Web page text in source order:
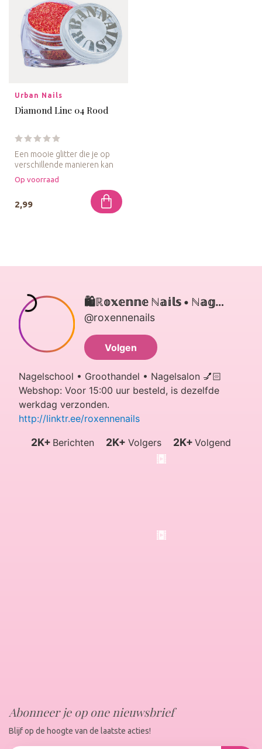
Urban Nails
Diamond Line 04 Rood
Een mooie glitter die je op
verschillende manieren kan
verwerken. De Diamond Li...
Op voorraad
2,99
Abonneer je op one nieuwsbrief
Blijf op de hoogte van de laatste acties!